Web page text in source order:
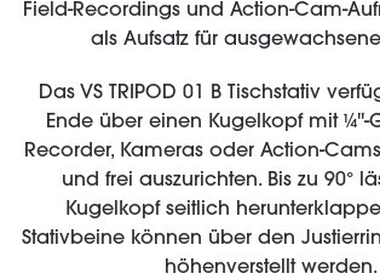
Field-Recordings und Action-Cam-
als Aufsatz für
Das VS TRIPOD 01 B Tischstativ
Ende über einen Kugelkopf mit ¼''-
Recorder, Kameras oder Action-
und frei auszurichten. Bis zu 90°
Kugelkopf seitlich
Stativbeine können über den
höhenverstellt werden.